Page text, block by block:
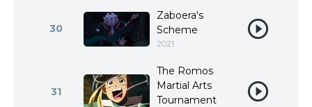
30
Zaboera's
Scheme
2021
31
The Romos
Martial Arts
Tournament